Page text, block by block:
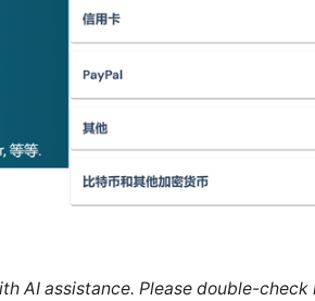
AI assistance. Please double-